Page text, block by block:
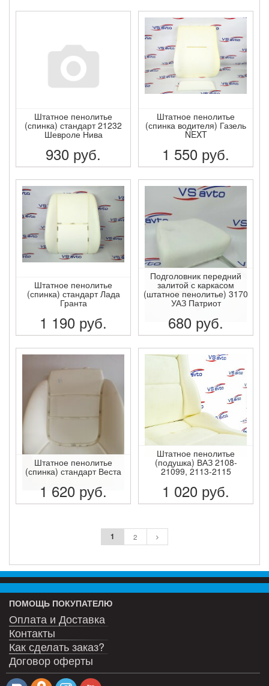
ПОДРОБНЕЕ ПОДРОБНЕЕ
Штатное пенолитье
(спинка) стандарт 21232
Шевроле Нива
930 руб.
ПОДРОБНЕЕ
Штатное пенолитье
(спинка водителя) Газель
NEXT
1 550 руб.
ПОДРОБНЕЕ
Штатное пенолитье
(спинка) стандарт Лада
Гранта
1 190 руб.
ПОДРОБНЕЕ
Подголовник передний
залитой с каркасом
(штатное пенолитье) 3170
УАЗ Патриот
680 руб.
ПОДРОБНЕЕ
Штатное пенолитье
(спинка) стандарт Веста
1 620 руб.
Штатное пенолитье
(подушка) ВАЗ 2108-
21099, 2113-2115
1 020 руб.
1 2
ПОМОЩЬ ПОКУПАТЕЛЮ
Оплата и Доставка
Контакты
Как сделать заказ?
Договор оферты